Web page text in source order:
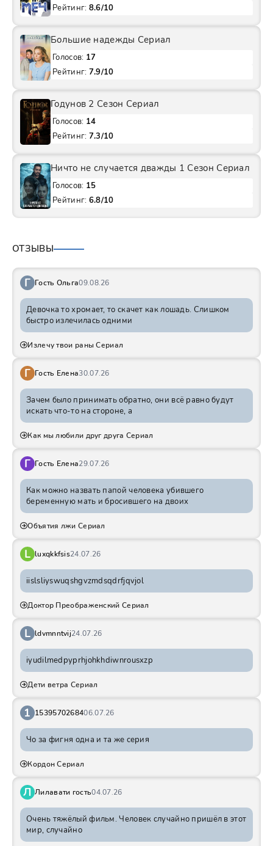
Рейтинг: 8.6/10
Большие надежды Сериал
Голосов: 17
Рейтинг: 7.9/10
Годунов 2 Сезон Сериал
Голосов: 14
Рейтинг: 7.3/10
Ничто не случается дважды 1 Сезон Сериал
Голосов: 15
Рейтинг: 6.8/10
ОТЗЫВЫ
Г Гость Ольга09.08.26
Девочка то хромает, то скачет как лошадь. Слишком
быстро излечилась одними
Излечу твои раны Сериал
Г Гость Елена30.07.26
Зачем было принимать обратно, они всё равно будут
искать что-то на стороне, а
Как мы любили друг друга Сериал
Г Гость Елена29.07.26
Как можно назвать папой человека убившего
беременную мать и бросившего на двоих
Объятия лжи Сериал
L luxqkkfsis24.07.26
iislsliyswuqshgvzmdsqdrfjqvjol
Доктор Преображенский Сериал
L ldvmnntvij24.07.26
iyudilmedpyprhjohkhdiwnrousxzp
Дети ветра Сериал
1 1539570268406.07.26
Чо за фигня одна и та же серия
Кордон Сериал
Л Лилавати гость04.07.26
Очень тяжёлый фильм. Человек случайно пришёл в этот
мир, случайно